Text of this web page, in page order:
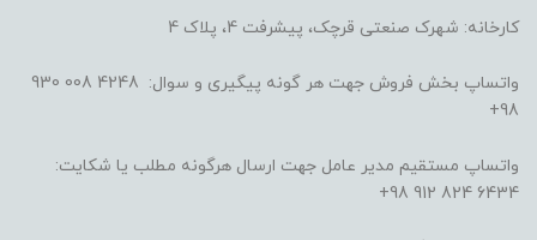
کارخانه: شهرک صنعتی قرچک، پیشرفت 4، پلاک 4
واتساپ بخش فروش جهت هر گونه پیگیری و سوال: 4248 008 930
98+
واتساپ مستقیم مدیر عامل جهت ارسال هرگونه مطلب یا شکایت:
6434 824 912 98+